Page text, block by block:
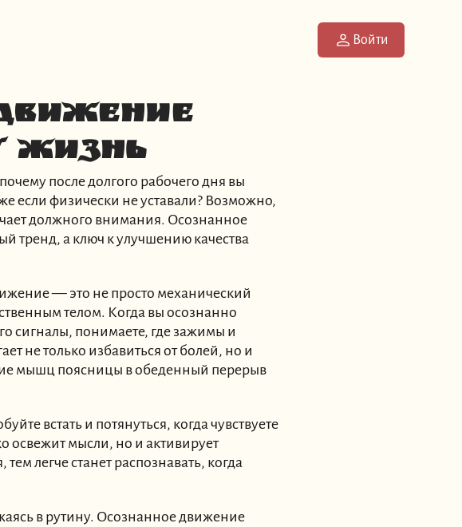
Войти
жизнь
после долгого рабочего дня вы
если физически не уставали? Возможно,
должного внимания. Осознанное
тренд, а ключ к улучшению качества
— это не просто механический
телом. Когда вы осознанно
сигналы, понимаете, где зажимы и
не только избавиться от болей, но и
мышц поясницы в обеденный перерыв
встать и потянуться, когда чувствуете
освежит мысли, но и активирует
легче станет распознавать, когда
в рутину. Осознанное движение